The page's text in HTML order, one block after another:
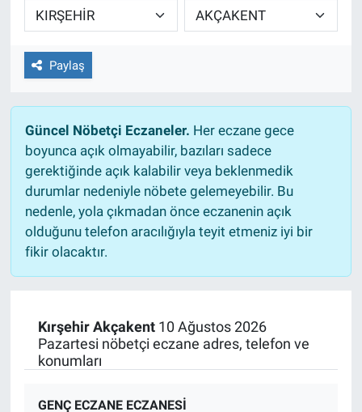
Paylaş
Güncel Nöbetçi Eczaneler. Her eczane gece
boyunca açık olmayabilir, bazıları sadece
gerektiğinde açık kalabilir veya beklenmedik
durumlar nedeniyle nöbete gelemeyebilir. Bu
nedenle, yola çıkmadan önce eczanenin açık
olduğunu telefon aracılığıyla teyit etmeniz iyi bir
fikir olacaktır.
Kırşehir Akçakent10 Ağustos 2026
Pazartesi nöbetçi eczane adres, telefon ve
konumları
GENÇ ECZANE ECZANESİ
Ege'den Esintiler
Eğitim
Eğlence
Ekonomi
Forum
Gerçeğin İzinde
Gün Başlıyor
Gün Bitiyor
Gün Ortası
Gündem Özel
İletişim